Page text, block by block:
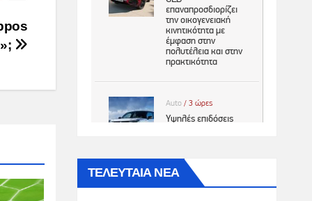
ΤΕΛΕΥΤΑΙΑ ΝΕΑ